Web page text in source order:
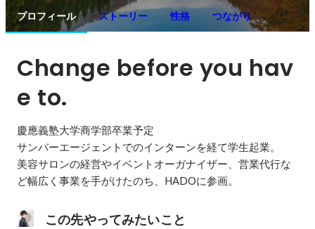
プロフィール ストーリー 性格 つながり
Change before you hav
e to.
慶應義塾大学商学部卒業予定
サンバーエージェントでのインターンを経て学生起業。
美容サロンの経営やイベントオーガナイザー、営業代行な
ど幅広く事業を手がけたのち、HADOに参画。
この先やってみたいこと